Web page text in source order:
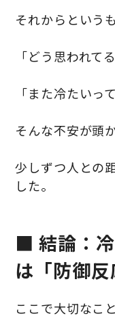
それからというも
「どう思われて
「また冷たいっ
そんな不安が頭
少しずつ人との
した。
■ 結論：
は「防御反
ここで大切なこ